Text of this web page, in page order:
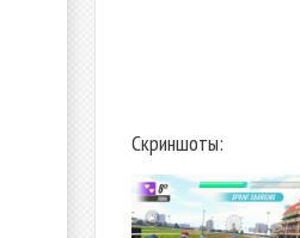
Скриншоты: